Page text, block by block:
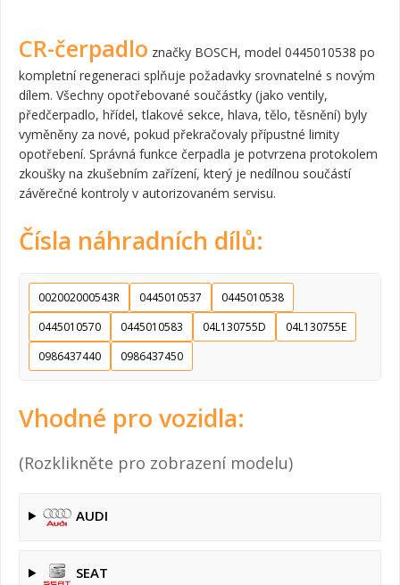
CR-čerpadlo značky BOSCH, model 0445010538 po
kompletní regeneraci splňuje požadavky srovnatelné s novým
dílem. Všechny opotřebované součástky (jako ventily,
předčerpadlo, hřídel, tlakové sekce, hlava, tělo, těsnění) byly
vyměněny za nové, pokud překračovaly přípustné limity
opotřebení. Správná funkce čerpadla je potvrzena protokolem
zkoušky na zkušebním zařízení, který je nedílnou součástí
závěrečné kontroly v autorizovaném servisu.
Čísla náhradních dílů:
002002000543R 0445010537
0445010538
0445010570
0445010583 04L130755D
04L130755E
0986437440
0986437450
Vhodné pro vozidla:
(Rozklikněte pro zobrazení modelu)
AUDI
SEAT